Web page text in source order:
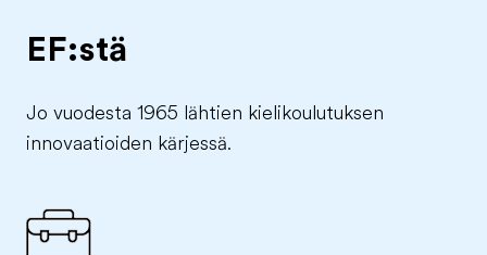
EF:stä
Jo vuodesta 1965 lähtien kielikoulutuksen
innovaatioiden kärjessä.